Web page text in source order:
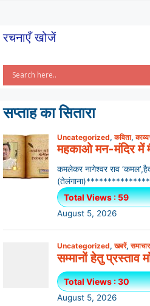
रचनाएँ खोजें
सप्ताह का सितारा